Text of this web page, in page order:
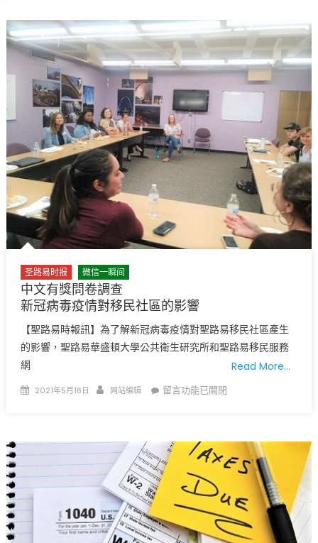
执掌密苏里植物园近四十年 致力推动全球植物多样性研究与中美
合作 Peter Raven 博士逝世 享年89岁
一晃三十年，初夏又相逢。中华日，等你来赴约 —— 密苏里植物
园“中华日三十周年特别报道（五）
筝声与琴韵交汇：刘励(Li Statler)与钢琴家Darek演绎一场古筝
与钢琴的精彩对话
圣路易时报 微信一瞬间
中文有獎問卷調查
新冠病毒疫情對移民社區的影響
【聖路易時報訊】為了解新冠病毒疫情對聖路易移民社區產生
的影響，聖路易華盛頓大學公共衛生研究所和聖路易移民服務
網
Read More…
Posted
2021年5月18日 Author
网站编辑
在
獎
問
查
新
留言功能已關閉